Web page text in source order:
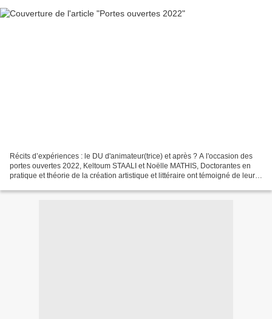
Récits d’expériences : le DU d'animateur(trice) et après ? A l'occasion des
portes ouvertes 2022, Keltoum STAALI et Noëlle MATHIS, Doctorantes en
pratique et théorie de la création artistique et littéraire ont témoigné de leur